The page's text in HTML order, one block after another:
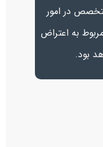
در امور
به اعتراض
بود.